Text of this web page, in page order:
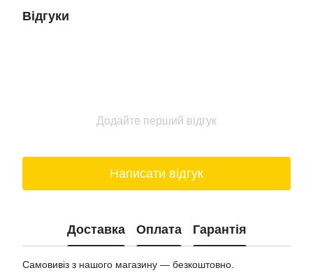
Відгуки
Додайте перший відгук
Написати відгук
Доставка Оплата Гарантія
Самовивіз з нашого магазину — безкоштовно.